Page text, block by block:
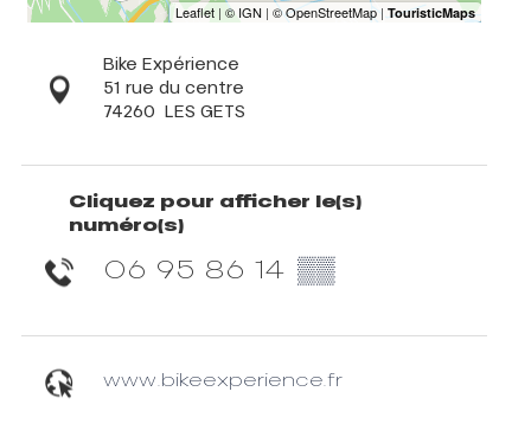
Bike Expérience
51 rue du centre
74260 LES GETS
Cliquez pour afficher le(s)
numéro(s)
06 95 86 14 ▒▒
www.bikeexperience.fr